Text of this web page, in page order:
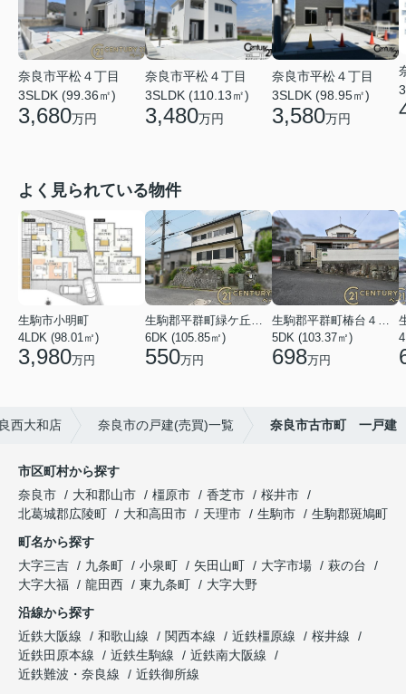
奈良市平松４丁目
3SLDK (99.36㎡)
3,680万円
奈良市平松４丁目
3SLDK (110.13㎡)
3,480万円
奈良市平松４丁目
3SLDK (98.95㎡)
3,580万円
よく見られている物件
生駒市小明町
4LDK (98.01㎡)
3,980万円
6DK (105.85㎡)
550万円
5DK (103.37㎡)
698万円
西大和店 奈良市の戸建(売買)一覧 奈良市古市町 一戸建
市区町村から探す
奈良市
大和郡山市 橿原市 香芝市
桜井市
北葛城郡広陵町
大和高田市 天理市 生駒市
生駒郡斑鳩町
町名から探す
大字三吉
九条町 小泉町 矢田山町 大字市場
萩の台
大字大福
龍田西 東九条町
大字大野
沿線から探す
近鉄大阪線
和歌山線 関西本線 近鉄橿原線
桜井線
近鉄田原本線
近鉄生駒線
近鉄南大阪線
近鉄難波・奈良線
近鉄御所線